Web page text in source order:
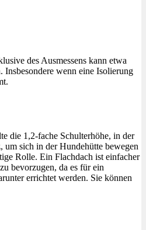
des Ausmessens kann etwa
Insbesondere wenn eine Isolierung
die 1,2-fache Schulterhöhe, in der
um sich in der Hundehütte bewegen
Rolle. Ein Flachdach ist einfacher
bevorzugen, da es für ein
errichtet werden. Sie können